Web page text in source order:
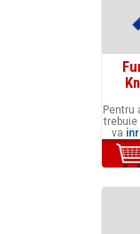
Pentru
va